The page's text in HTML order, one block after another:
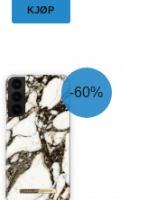
KJØP
-60%